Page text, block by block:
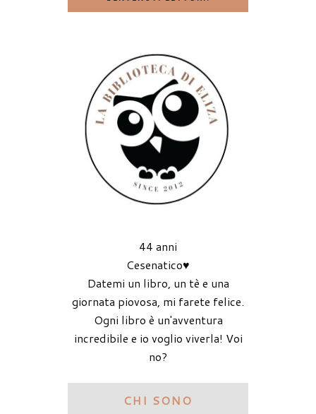
44 anni
Cesenatico♥
Datemi un libro, un tè e una
giornata piovosa, mi farete felice.
Ogni libro è un'avventura
incredibile e io voglio viverla! Voi
no?
CHI SONO